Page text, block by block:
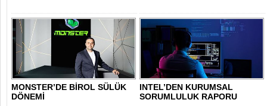
MONSTER’DE BİROL SÜLÜK
DÖNEMİ
INTEL’DEN KURUMSAL
SORUMLULUK RAPORU